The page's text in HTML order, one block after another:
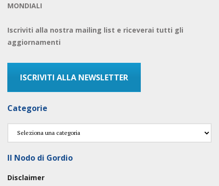
MONDIALI
Iscriviti alla nostra mailing list e riceverai tutti gli
aggiornamenti
ISCRIVITI ALLA NEWSLETTER
Categorie
Categorie
Il Nodo di Gordio
Disclaimer